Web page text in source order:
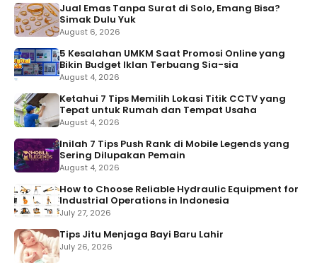
Jual Emas Tanpa Surat di Solo, Emang Bisa?
Simak Dulu Yuk
August 6, 2026
5 Kesalahan UMKM Saat Promosi Online yang
Bikin Budget Iklan Terbuang Sia-sia
August 4, 2026
Ketahui 7 Tips Memilih Lokasi Titik CCTV yang
Tepat untuk Rumah dan Tempat Usaha
August 4, 2026
Inilah 7 Tips Push Rank di Mobile Legends yang
Sering Dilupakan Pemain
August 4, 2026
How to Choose Reliable Hydraulic Equipment for
Industrial Operations in Indonesia
July 27, 2026
Tips Jitu Menjaga Bayi Baru Lahir
July 26, 2026